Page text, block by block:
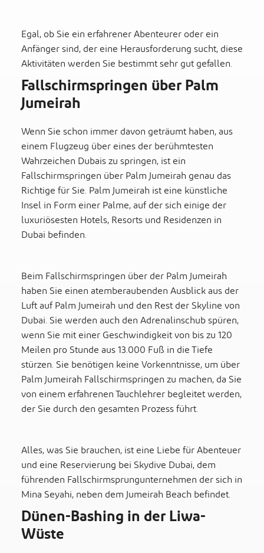
Egal, ob Sie ein erfahrener Abenteurer oder ein
Anfänger sind, der eine Herausforderung sucht, diese
Aktivitäten werden Sie bestimmt sehr gut gefallen.
Fallschirmspringen über Palm
Jumeirah
Wenn Sie schon immer davon geträumt haben, aus
einem Flugzeug über eines der berühmtesten
Wahrzeichen Dubais zu springen, ist ein
Fallschirmspringen über Palm Jumeirah genau das
Richtige für Sie. Palm Jumeirah ist eine künstliche
Insel in Form einer Palme, auf der sich einige der
luxuriösesten Hotels, Resorts und Residenzen in
Dubai befinden.
Beim Fallschirmspringen über der Palm Jumeirah
haben Sie einen atemberaubenden Ausblick aus der
Luft auf Palm Jumeirah und den Rest der Skyline von
Dubai. Sie werden auch den Adrenalinschub spüren,
wenn Sie mit einer Geschwindigkeit von bis zu 120
Meilen pro Stunde aus 13.000 Fuß in die Tiefe
stürzen. Sie benötigen keine Vorkenntnisse, um über
Palm Jumeirah Fallschirmspringen zu machen, da Sie
von einem erfahrenen Tauchlehrer begleitet werden,
der Sie durch den gesamten Prozess führt.
Alles, was Sie brauchen, ist eine Liebe für Abenteuer
und eine Reservierung bei Skydive Dubai, dem
führenden Fallschirmsprungunternehmen der sich in
Mina Seyahi, neben dem Jumeirah Beach befindet.
Dünen-Bashing in der Liwa-
Wüste